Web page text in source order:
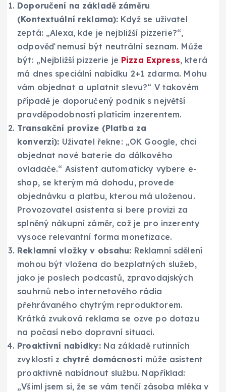
Doporučení na základě záměru
(Kontextuální reklama): Když se uživatel
zeptá: „Alexa, kde je nejbližší pizzerie?“,
odpověď nemusí být neutrální seznam. Může
být: „Nejbližší pizzerie je Pizza Express, která
má dnes speciální nabídku 2+1 zdarma. Mohu
vám objednat a uplatnit slevu?“ V takovém
případě je doporučený podnik s největší
pravděpodobností platícím inzerentem.
Transakční provize (Platba za
konverzi): Uživatel řekne: „OK Google, chci
objednat nové baterie do dálkového
ovladače.“ Asistent automaticky vybere e-
shop, se kterým má dohodu, provede
objednávku a platbu, kterou má uloženou.
Provozovatel asistenta si bere provizi za
splněný nákupní záměr, což je pro inzerenty
vysoce relevantní forma monetizace.
Reklamní vložky v obsahu: Reklamní sdělení
mohou být vložena do bezplatných služeb,
jako je poslech podcastů, zpravodajských
souhrnů nebo internetového rádia
přehrávaného chytrým reproduktorem.
Krátká zvuková reklama se ozve po dotazu
na počasí nebo dopravní situaci.
Proaktivní nabídky:Na základě rutinních
zvyklostí z chytré domácnosti může asistent
proaktivně nabídnout službu. Například:
„Všiml jsem si, že se vám tenčí zásoba mléka v